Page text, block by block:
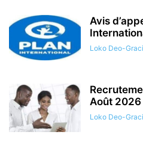
Avis
Loko Deo-
Août 2026
Loko Deo-